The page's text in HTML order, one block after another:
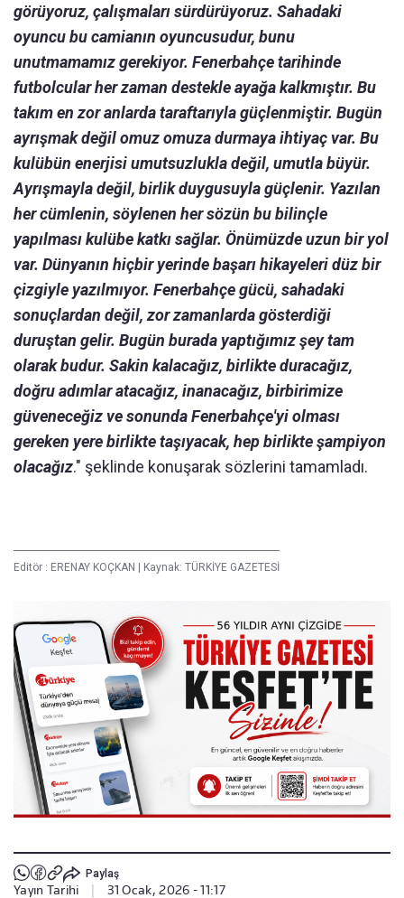
görüyoruz, çalışmaları sürdürüyoruz. Sahadaki
oyuncu bu camianın oyuncusudur, bunu
unutmamamız gerekiyor. Fenerbahçe tarihinde
futbolcular her zaman destekle ayağa kalkmıştır. Bu
takım en zor anlarda taraftarıyla güçlenmiştir. Bugün
ayrışmak değil omuz omuza durmaya ihtiyaç var. Bu
kulübün enerjisi umutsuzlukla değil, umutla büyür.
Ayrışmayla değil, birlik duygusuyla güçlenir. Yazılan
her cümlenin, söylenen her sözün bu bilinçle
yapılması kulübe katkı sağlar. Önümüzde uzun bir yol
var. Dünyanın hiçbir yerinde başarı hikayeleri düz bir
çizgiyle yazılmıyor. Fenerbahçe gücü, sahadaki
sonuçlardan değil, zor zamanlarda gösterdiği
duruştan gelir. Bugün burada yaptığımız şey tam
olarak budur. Sakin kalacağız, birlikte duracağız,
doğru adımlar atacağız, inanacağız, birbirimize
güveneceğiz ve sonunda Fenerbahçe'yi olması
gereken yere birlikte taşıyacak, hep birlikte şampiyon
olacağız." şeklinde konuşarak sözlerini tamamladı.
Editör : ERENAY KOÇKAN Kaynak: TÜRKİYE GAZETESİ
Paylaş
Yayın Tarihi 31 Ocak, 2026 - 11:17